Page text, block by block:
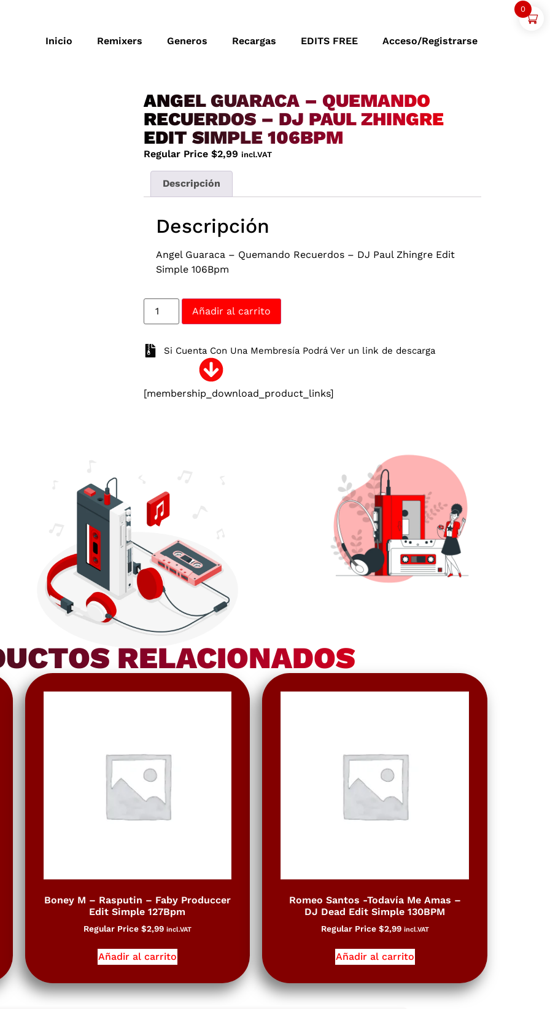
Inicio Remixers Generos Recargas EDITS FREE Acceso/Registrarse
ANGEL GUARACA – QUEMANDO
RECUERDOS – DJ PAUL ZHINGRE
EDIT SIMPLE 106BPM
Regular Price $2,99 incl.VAT
Descripción
Descripción
Angel Guaraca – Quemando Recuerdos – DJ Paul Zhingre Edit
Simple 106Bpm
Añadir al carrito
Si Cuenta Con Una Membresía Podrá Ver un link de descarga
[membership_download_product_links]
RELACIONADOS
Boney M – Rasputin – Faby Produccer
Edit Simple 127Bpm
Regular Price $2,99 incl.VAT
Añadir al carrito
Romeo Santos -Todavía Me Amas –
DJ Dead Edit Simple 130BPM
Regular Price $2,99 incl.VAT
Añadir al carrito
0